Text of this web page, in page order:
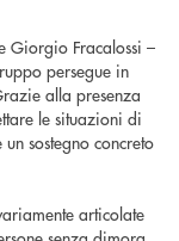
Giorgio Fracalossi –
persegue in
alla presenza
le situazioni di
sostegno concreto
articolate